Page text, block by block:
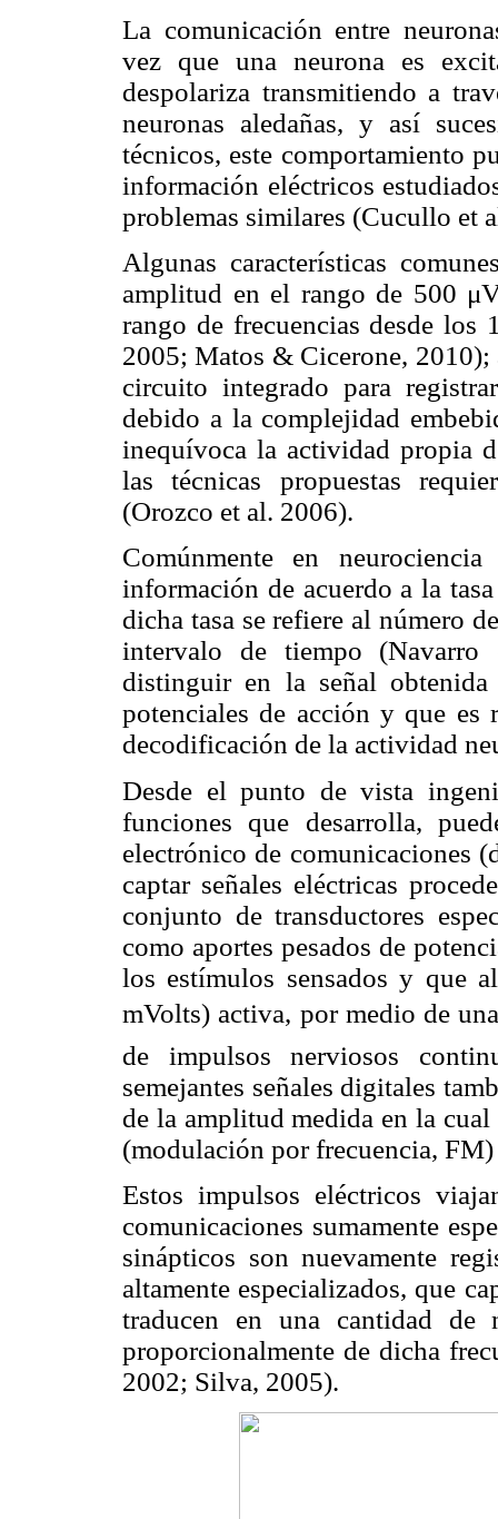
La comunicación entre
vez que una neurona es
despolariza transmitiendo a
neuronas aledañas, y así
técnicos, este comportamiento
información eléctricos
problemas similares (Cucullo et
Algunas características
amplitud en el rango de 500
rango de frecuencias desde
2005; Matos & Cicerone, 2010);
circuito integrado para
debido a la complejidad
inequívoca la actividad propia
las técnicas propuestas
(Orozco et al. 2006).
Comúnmente en
información de acuerdo a la
dicha tasa se refiere al número
intervalo de tiempo (Navarro
distinguir en la señal
potenciales de acción y que es
decodificación de la actividad
Desde el punto de vista
funciones que desarrolla,
electrónico de comunicaciones
captar señales eléctricas
conjunto de transductores
como aportes pesados de
los estímulos sensados y que
mVolts) activa, por medio de
de impulsos nerviosos
semejantes señales digitales
de la amplitud medida en la
(modulación por frecuencia,
Estos impulsos eléctricos
comunicaciones sumamente
sinápticos son nuevamente
altamente especializados, que
traducen en una cantidad de
proporcionalmente de dicha
2002; Silva, 2005).